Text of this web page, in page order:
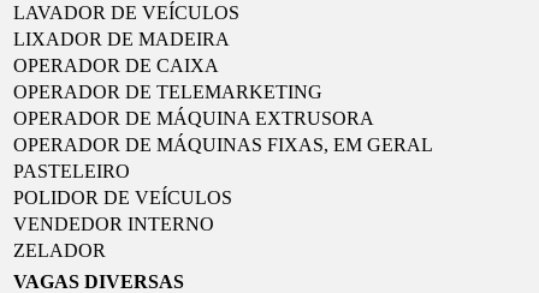
LAVADOR DE VEÍCULOS
LIXADOR DE MADEIRA
OPERADOR DE CAIXA
OPERADOR DE TELEMARKETING
OPERADOR DE MÁQUINA EXTRUSORA
OPERADOR DE MÁQUINAS FIXAS, EM GERAL
PASTELEIRO
POLIDOR DE VEÍCULOS
VENDEDOR INTERNO
ZELADOR
VAGAS DIVERSAS